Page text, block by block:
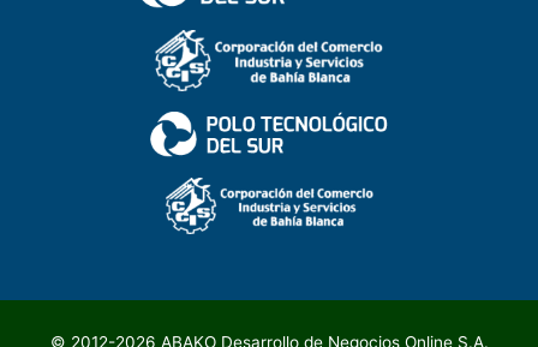
© 2012-2026 ABAKO Desarrollo de Negocios Online S.A.